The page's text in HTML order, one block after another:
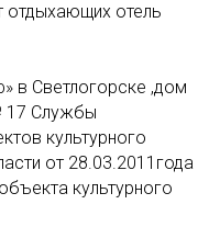
отдыхающих отель
в Светлогорске ,дом
17 Службы
культурного
от 28.03.2011года
культурного